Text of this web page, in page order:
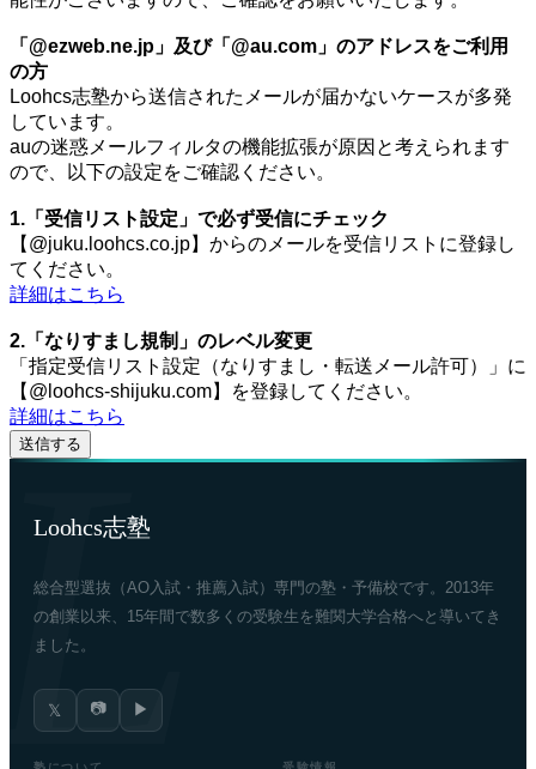
「@ezweb.ne.jp」及び「@au.com」のアドレスをご利用
の方
Loohcs志塾から送信されたメールが届かないケースが多発
しています。
auの迷惑メールフィルタの機能拡張が原因と考えられます
ので、以下の設定をご確認ください。
1.「受信リスト設定」で必ず受信にチェック
【@juku.loohcs.co.jp】からのメールを受信リストに登録し
てください。
詳細はこちら
2.「なりすまし規制」のレベル変更
「指定受信リスト設定（なりすまし・転送メール許可）」に
【@loohcs-shijuku.com】を登録してください。
詳細はこちら
Loohcs志塾
総合型選抜（AO入試・推薦入試）専門の塾・予備校です。2013年
の創業以来、15年間で数多くの受験生を難関大学合格へと導いてき
ました。
𝕏 📷 ▶